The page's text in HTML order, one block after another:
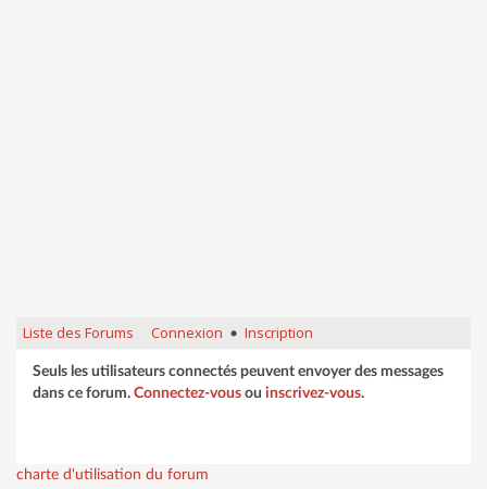
Liste des Forums Connexion • Inscription
Seuls les utilisateurs connectés peuvent envoyer des messages
dans ce forum. Connectez-vous ou inscrivez-vous.
charte d'utilisation du forum